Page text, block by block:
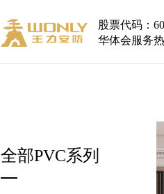
股票代码：
华体会服务
全部PVC系列